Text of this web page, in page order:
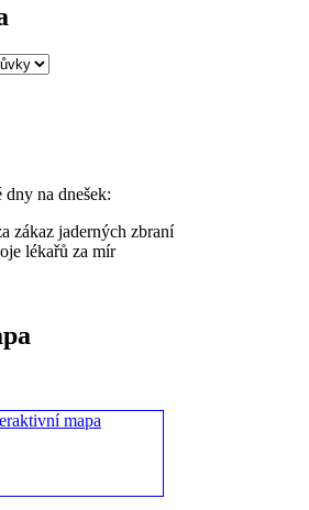
dny na dnešek:
zákaz jaderných zbraní
lékařů za mír